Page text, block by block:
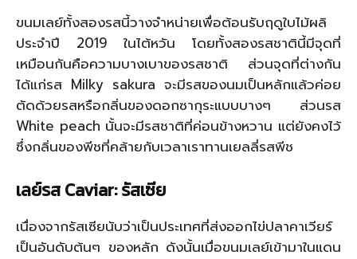
ขนมเลย์ทั้งสองรสนี้วางจำหน่ายเพื่อต้อนรับฤดูใบไม้ผลิ
ประจำปี 2019 ในไต้หวัน โดยทั้งสองรสชาตินี้มีจุดที่
เหมือนกันคือความบางเบาของรสชาติ ส่วนจุดที่ต่างกัน
ได้แก่รส Milky sakura จะมีรสของนมเป็นหลักแล้วค่อย
ตัดด้วยรสหรือกลิ่นของดอกซากุระแบบบางๆ ส่วนรส
White peach นั้นจะมีรสชาติที่ค่อนข้างหวาน แต่ยังคงไว้
ซึ่งกลิ่นของพีชที่คล้ายกับเวลาเราทานเยลลี่รสพีช
เลย์รสCaviar:รัสเซีย
เนื่องจากรัสเซียนับว่าเป็นประเทศที่ส่งออกไข่ปลาคาเวียร์
เป็นอันดับต้นๆ ของหลัก ดังนั้นเมื่อขนมเลย์เข้ามาในแดน